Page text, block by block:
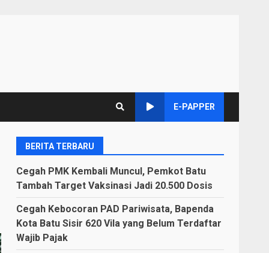
E-PAPPER
BERITA TERBARU
Cegah PMK Kembali Muncul, Pemkot Batu
Tambah Target Vaksinasi Jadi 20.500 Dosis
Cegah Kebocoran PAD Pariwisata, Bapenda
Kota Batu Sisir 620 Vila yang Belum Terdaftar
Wajib Pajak